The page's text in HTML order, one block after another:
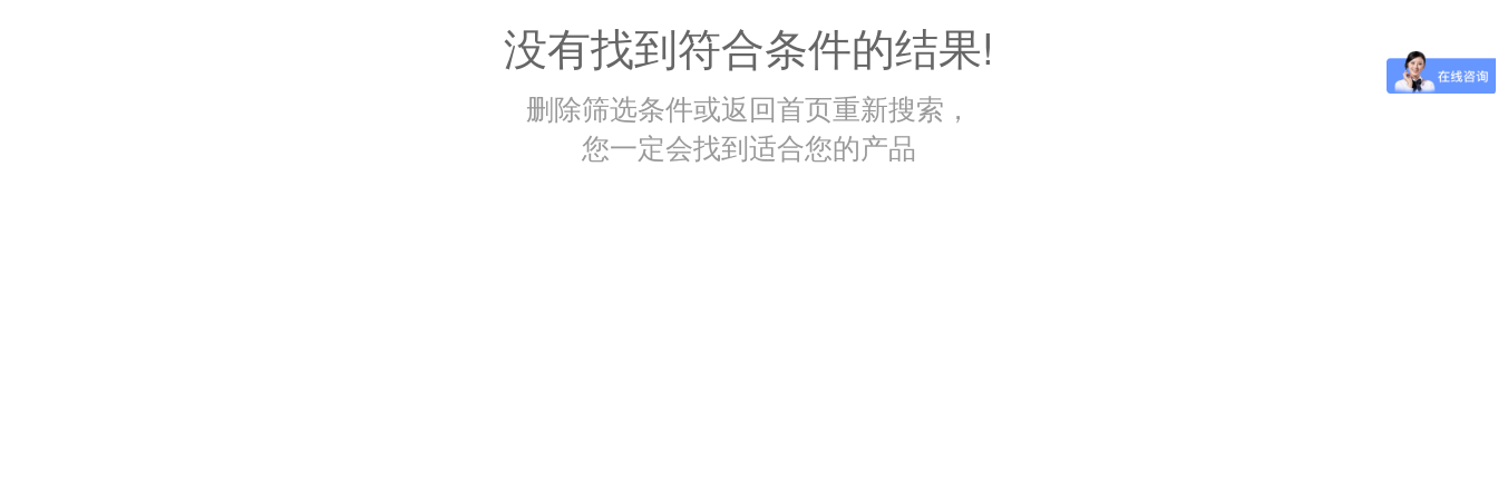
没有找到符合条件的结果!
删除筛选条件或返回首页重新搜索，
您一定会找到适合您的产品